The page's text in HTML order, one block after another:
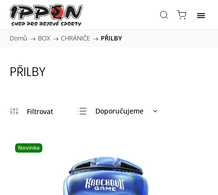
Domů / BOX / CHRÁNIČE / PŘILBY
PŘILBY
Doporučujeme
Nejprodávanější
Abecedně
Novinka